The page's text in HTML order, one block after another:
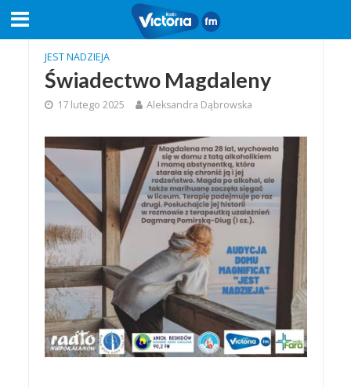
JEST NADZIEJA
Świadectwo Magdaleny
17 lutego 2025 Aleksandra Dąbrowska